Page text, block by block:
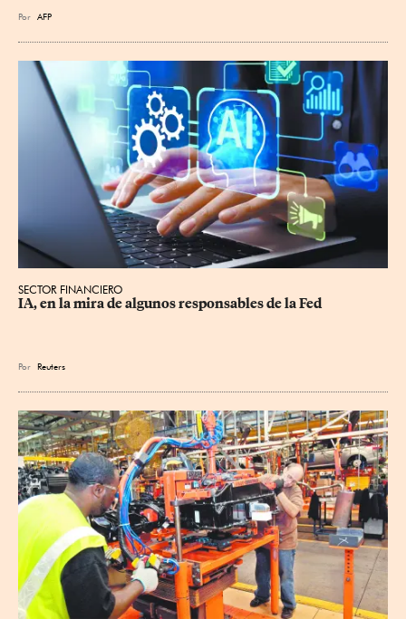
Por AFP
SECTOR FINANCIERO
IA, en la mira de algunos responsables de la Fed
Por Reuters